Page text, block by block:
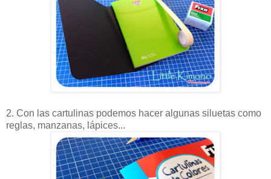
2. Con las cartulinas podemos hacer algunas siluetas como
reglas, manzanas, lápices...